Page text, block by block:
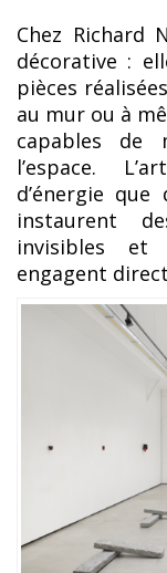
Chez Richard
décorative :
pièces
au mur ou à
capables de
l’espace.
d’énergie
instaurent
invisibles et
engagent